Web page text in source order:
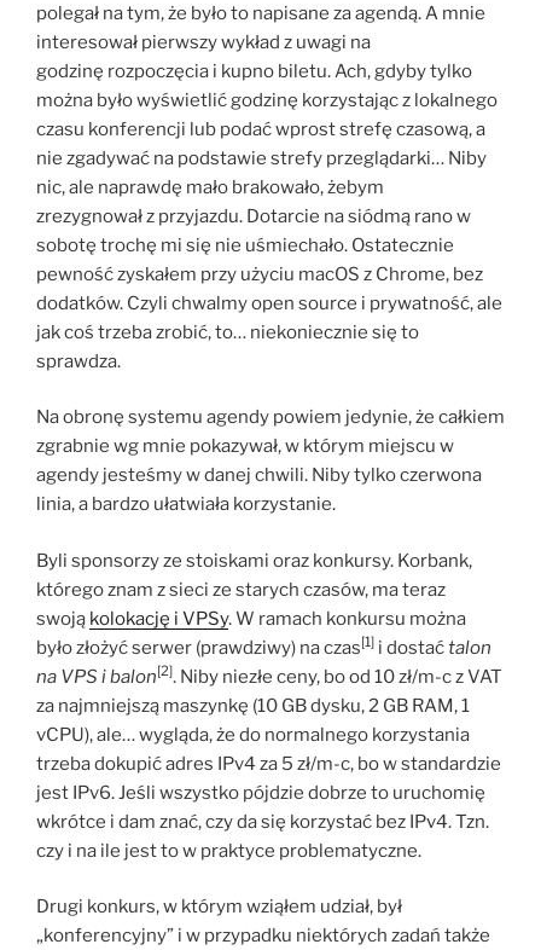
polegał na tym, że było to napisane za agendą. A mnie
interesował pierwszy wykład z uwagi na
godzinę rozpoczęcia i kupno biletu. Ach, gdyby tylko
można było wyświetlić godzinę korzystając z lokalnego
czasu konferencji lub podać wprost strefę czasową, a
nie zgadywać na podstawie strefy przeglądarki… Niby
nic, ale naprawdę mało brakowało, żebym
zrezygnował z przyjazdu. Dotarcie na siódmą rano w
sobotę trochę mi się nie uśmiechało. Ostatecznie
pewność zyskałem przy użyciu macOS z Chrome, bez
dodatków. Czyli chwalmy open source i prywatność, ale
jak coś trzeba zrobić, to… niekoniecznie się to
sprawdza.
Na obronę systemu agendy powiem jedynie, że całkiem
zgrabnie wg mnie pokazywał, w którym miejscu w
agendy jesteśmy w danej chwili. Niby tylko czerwona
linia, a bardzo ułatwiała korzystanie.
Byli sponsorzy ze stoiskami oraz konkursy. Korbank,
którego znam z sieci ze starych czasów, ma teraz
swoją kolokację i VPSy. W ramach konkursu można
było złożyć serwer (prawdziwy) na czas[1] i dostaćtalon
na VPS i balon[2]. Niby niezłe ceny, bo od 10 zł/m-c z VAT
za najmniejszą maszynkę (10 GB dysku, 2 GB RAM, 1
vCPU), ale… wygląda, że do normalnego korzystania
trzeba dokupić adres IPv4 za 5 zł/m-c, bo w standardzie
jest IPv6. Jeśli wszystko pójdzie dobrze to uruchomię
wkrótce i dam znać, czy da się korzystać bez IPv4. Tzn.
czy i na ile jest to w praktyce problematyczne.
Drugi konkurs, w którym wziąłem udział, był
„konferencyjny” i w przypadku niektórych zadań także